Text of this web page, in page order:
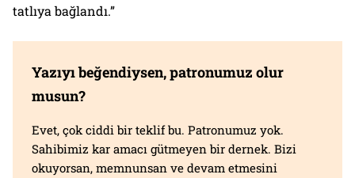
tatlıya bağlandı.”
Yazıyı beğendiysen, patronumuz olur
musun?
Evet, çok ciddi bir teklif bu. Patronumuz yok.
Sahibimiz kar amacı gütmeyen bir dernek. Bizi
okuyorsan, memnunsan ve devam etmesini